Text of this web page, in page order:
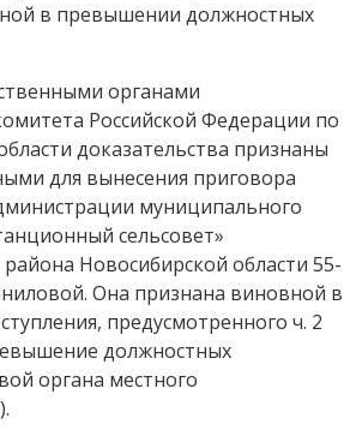
в превышении должностных
органами
Российской Федерации по
доказательства признаны
для вынесения приговора
муниципального
сельсовет»
Новосибирской области 55-
Она признана виновной в
предусмотренного ч. 2
должностных
органа местного